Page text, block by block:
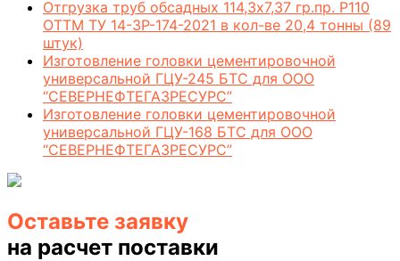
Отгрузка труб обсадных 114,3х7,37 гр.пр. Р110
ОТТМ ТУ 14-3Р-174-2021 в кол-ве 20,4 тонны (89
штук)
Изготовление головки цементировочной
универсальной ГЦУ-245 БТС для ООО
“СЕВЕРНЕФТЕГАЗРЕСУРС”
Изготовление головки цементировочной
универсальной ГЦУ-168 БТС для ООО
“СЕВЕРНЕФТЕГАЗРЕСУРС”
Оставьте заявку
на расчет поставки